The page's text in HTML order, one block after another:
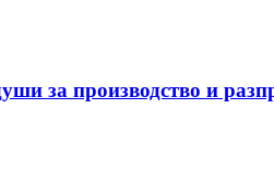
за производство и